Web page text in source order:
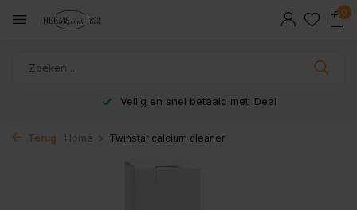
0
Veilig en snel betaald met iDeal
Terug Home Twinstar calcium cleaner